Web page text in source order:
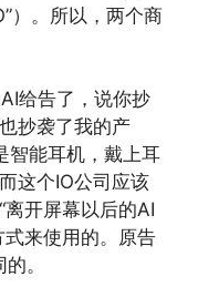
）。所以，两个商
给告了，说你抄
抄袭了我的产
智能耳机，戴上耳
这个IO公司应该
开屏幕以后的AI
来使用的。原告
。